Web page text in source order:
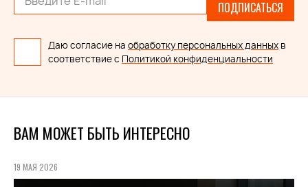
ПОДПИСАТЬСЯ
Даю согласие на обработку персональных данных в
соответствие с Политикой конфиденциальности
ВАМ МОЖЕТ БЫТЬ ИНТЕРЕСНО
19 МАЯ 2026